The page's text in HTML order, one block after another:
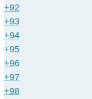
+92
+93
+94
+95
+96
+97
+98